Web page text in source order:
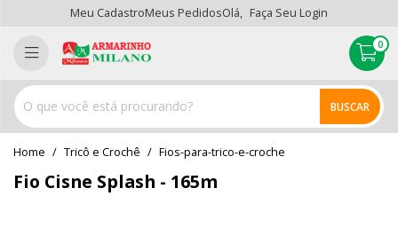
Meu CadastroMeus PedidosOlá, Faça Seu Login
BUSCAR
0
home Tricô e Crochê fios-para-trico-e-croche
Fio Cisne Splash - 165m